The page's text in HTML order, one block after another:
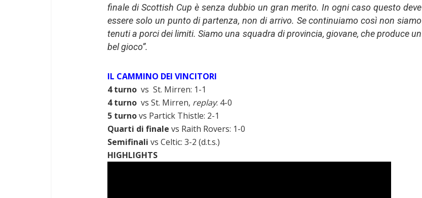
finale di Scottish Cup è senza dubbio un gran merito. In ogni caso questo deve
essere solo un punto di partenza, non di arrivo. Se continuiamo così non siamo
tenuti a porci dei limiti. Siamo una squadra di provincia, giovane, che produce un
bel gioco”.
IL CAMMINO DEI VINCITORI
4 turno vs St. Mirren: 1-1
4 turno vs St. Mirren, replay: 4-0
5 turnovs Partick Thistle: 2-1
Quarti di finale vs Raith Rovers: 1-0
Semifinali vs Celtic: 3-2 (d.t.s.)
HIGHLIGHTS